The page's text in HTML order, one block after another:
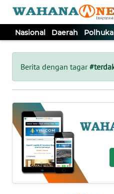
Nasional Daerah
Berita dengan tagar
Tutup
NASIONAL
DAERAH
POLHUKAM
KRIMINAL